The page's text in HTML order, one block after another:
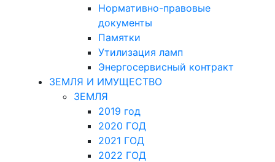
Нормативно-правовые
документы
Памятки
Утилизация ламп
Энергосервисный контракт
ЗЕМЛЯ И ИМУЩЕСТВО
ЗЕМЛЯ
2019 год
2020 ГОД
2021 ГОД
2022 ГОД